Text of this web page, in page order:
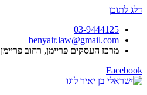
דלג לתוכן
03-9444125
benyair.law@gmail.com
מרכז העסקים פריימן, רחוב פריימן 5, ראשון לציון
Facebook